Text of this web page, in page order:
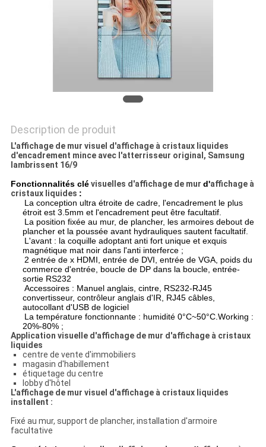
Description de produit
L'affichage de mur visuel d'affichage à cristaux liquides
d'encadrement mince avec l'atterrisseur original, Samsung
lambrissent 16/9
Fonctionnalités clévisuelles d'affichage de mur d'affichage à
cristaux liquides :
La conception ultra étroite de cadre, l'encadrement le plus
étroit est 3.5mm et l'encadrement peut être facultatif.
La position fixée au mur, de plancher, les armoires debout de
plancher et la poussée avant hydrauliques sautent facultatif.
L'avant : la coquille adoptant anti fort unique et exquis
magnétique mat noir dans l'anti interferce ;
2 entrée de x HDMI, entrée de DVI, entrée de VGA, poids du
commerce d'entrée, boucle de DP dans la boucle, entrée-
sortie RS232
Accessoires : Manuel anglais, cintre, RS232-RJ45
convertisseur, contrôleur anglais d'IR, RJ45 câbles,
autocollant d'USB de logiciel
La température fonctionnante : humidité 0°C~50°C.Working :
20%-80% ;
Application visuelle d'affichage de mur d'affichage à cristaux
liquides
centre de vente d'immobiliers
magasin d'habillement
étiquetage du centre
lobby d'hôtel
L'affichage de mur visuel d'affichage à cristaux liquides
installent :
Fixé au mur, support de plancher, installation d'armoire
facultative